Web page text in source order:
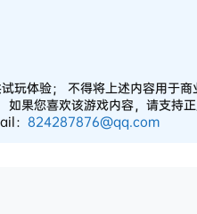
玩体验； 不得将上述内容用于商
果您喜欢该游戏内容，请支持
： 824287876@qq.com